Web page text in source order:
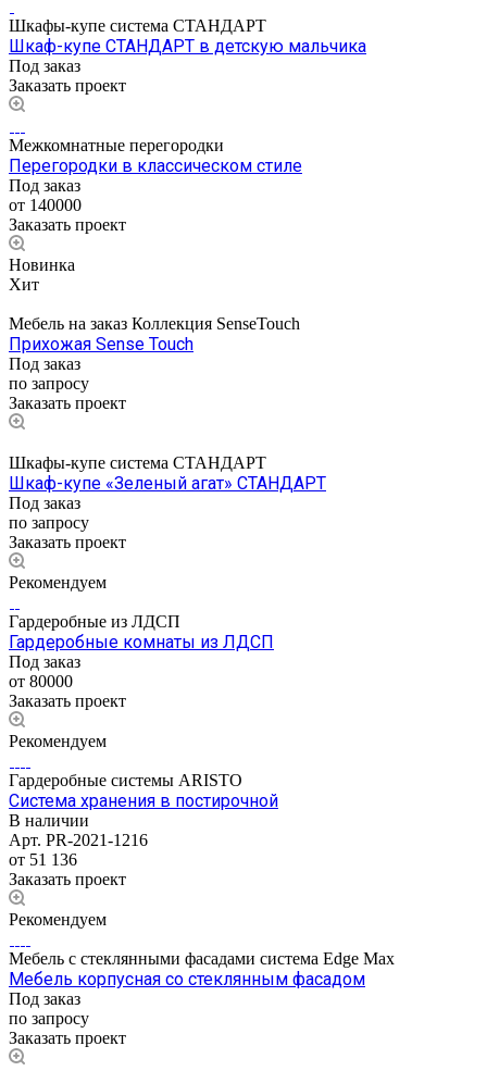
Шкафы-купе система СТАНДАРТ
Шкаф-купе СТАНДАРТ в детскую мальчика
Под заказ
Заказать проект
Межкомнатные перегородки
Перегородки в классическом стиле
Под заказ
от 140000
Заказать проект
Новинка
Хит
Мебель на заказ Коллекция SenseTouch
Прихожая Sense Touch
Под заказ
по запросу
Заказать проект
Шкафы-купе система СТАНДАРТ
Шкаф-купе «Зеленый агат» СТАНДАРТ
Под заказ
по запросу
Заказать проект
Рекомендуем
Гардеробные из ЛДСП
Гардеробные комнаты из ЛДСП
Под заказ
от 80000
Заказать проект
Рекомендуем
Гардеробные системы ARISTO
Система хранения в постирочной
В наличии
Арт. PR-2021-1216
от 51 136
Заказать проект
Рекомендуем
Мебель с стеклянными фасадами система Edge Max
Мебель корпусная со стеклянным фасадом
Под заказ
по запросу
Заказать проект